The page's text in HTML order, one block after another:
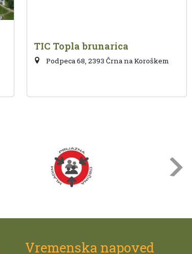
TIC Topla brunarica
Podpeca 68, 2393 Črna na Koroškem
Vremenska napoved